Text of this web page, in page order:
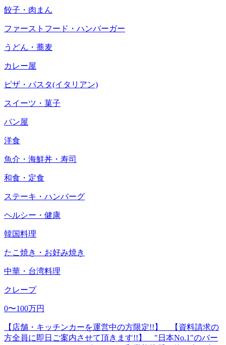
餃子・肉まん
ファーストフード・ハンバーガー
うどん・蕎麦
カレー屋
ピザ・パスタ(イタリアン)
スイーツ・菓子
パン屋
洋食
魚介・海鮮丼・寿司
和食・定食
ステーキ・ハンバーグ
ヘルシー・健康
韓国料理
たこ焼き・お好み焼き
中華・台湾料理
クレープ
0〜100万円
【店舗・キッチンカーを運営中の方限定!!】 【資料請求の
方全員に即日ご案内させて頂きます!!】 "日本No.1"のバー